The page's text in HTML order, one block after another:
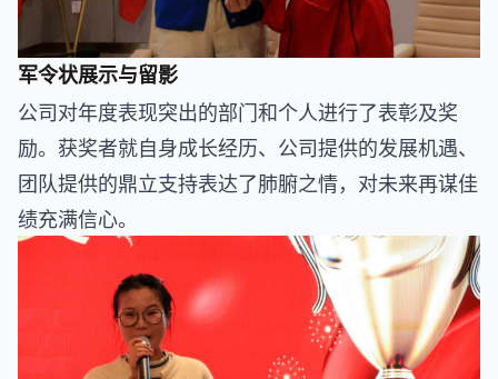
军令状展示与留影
公司对年度表现突出的部门和个人进行了表彰及奖
励。获奖者就自身成长经历、公司提供的发展机遇、
团队提供的鼎立支持表达了肺腑之情，对未来再谋佳
绩充满信心。